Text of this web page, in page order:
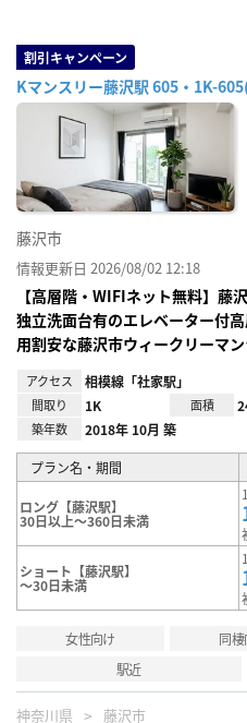
割引キャンペーン
Kマンスリー藤沢駅 605・1K-
藤沢市
情報更新日 2026/08/02 12:18
【高層階・WIFIネット無料】藤
独立洗面台有のエレベーター付
用割安な藤沢市ウィークリーマン
アクセス 相模線「社家駅」
間取り 1K 面積
築年数 2018年 10月 築
プラン名・期間
ロング【藤沢駅】
30日以上～360日未満
ショート【藤沢駅】
～30日未満
女性向け 同棲
駅近
神奈川県 藤沢市